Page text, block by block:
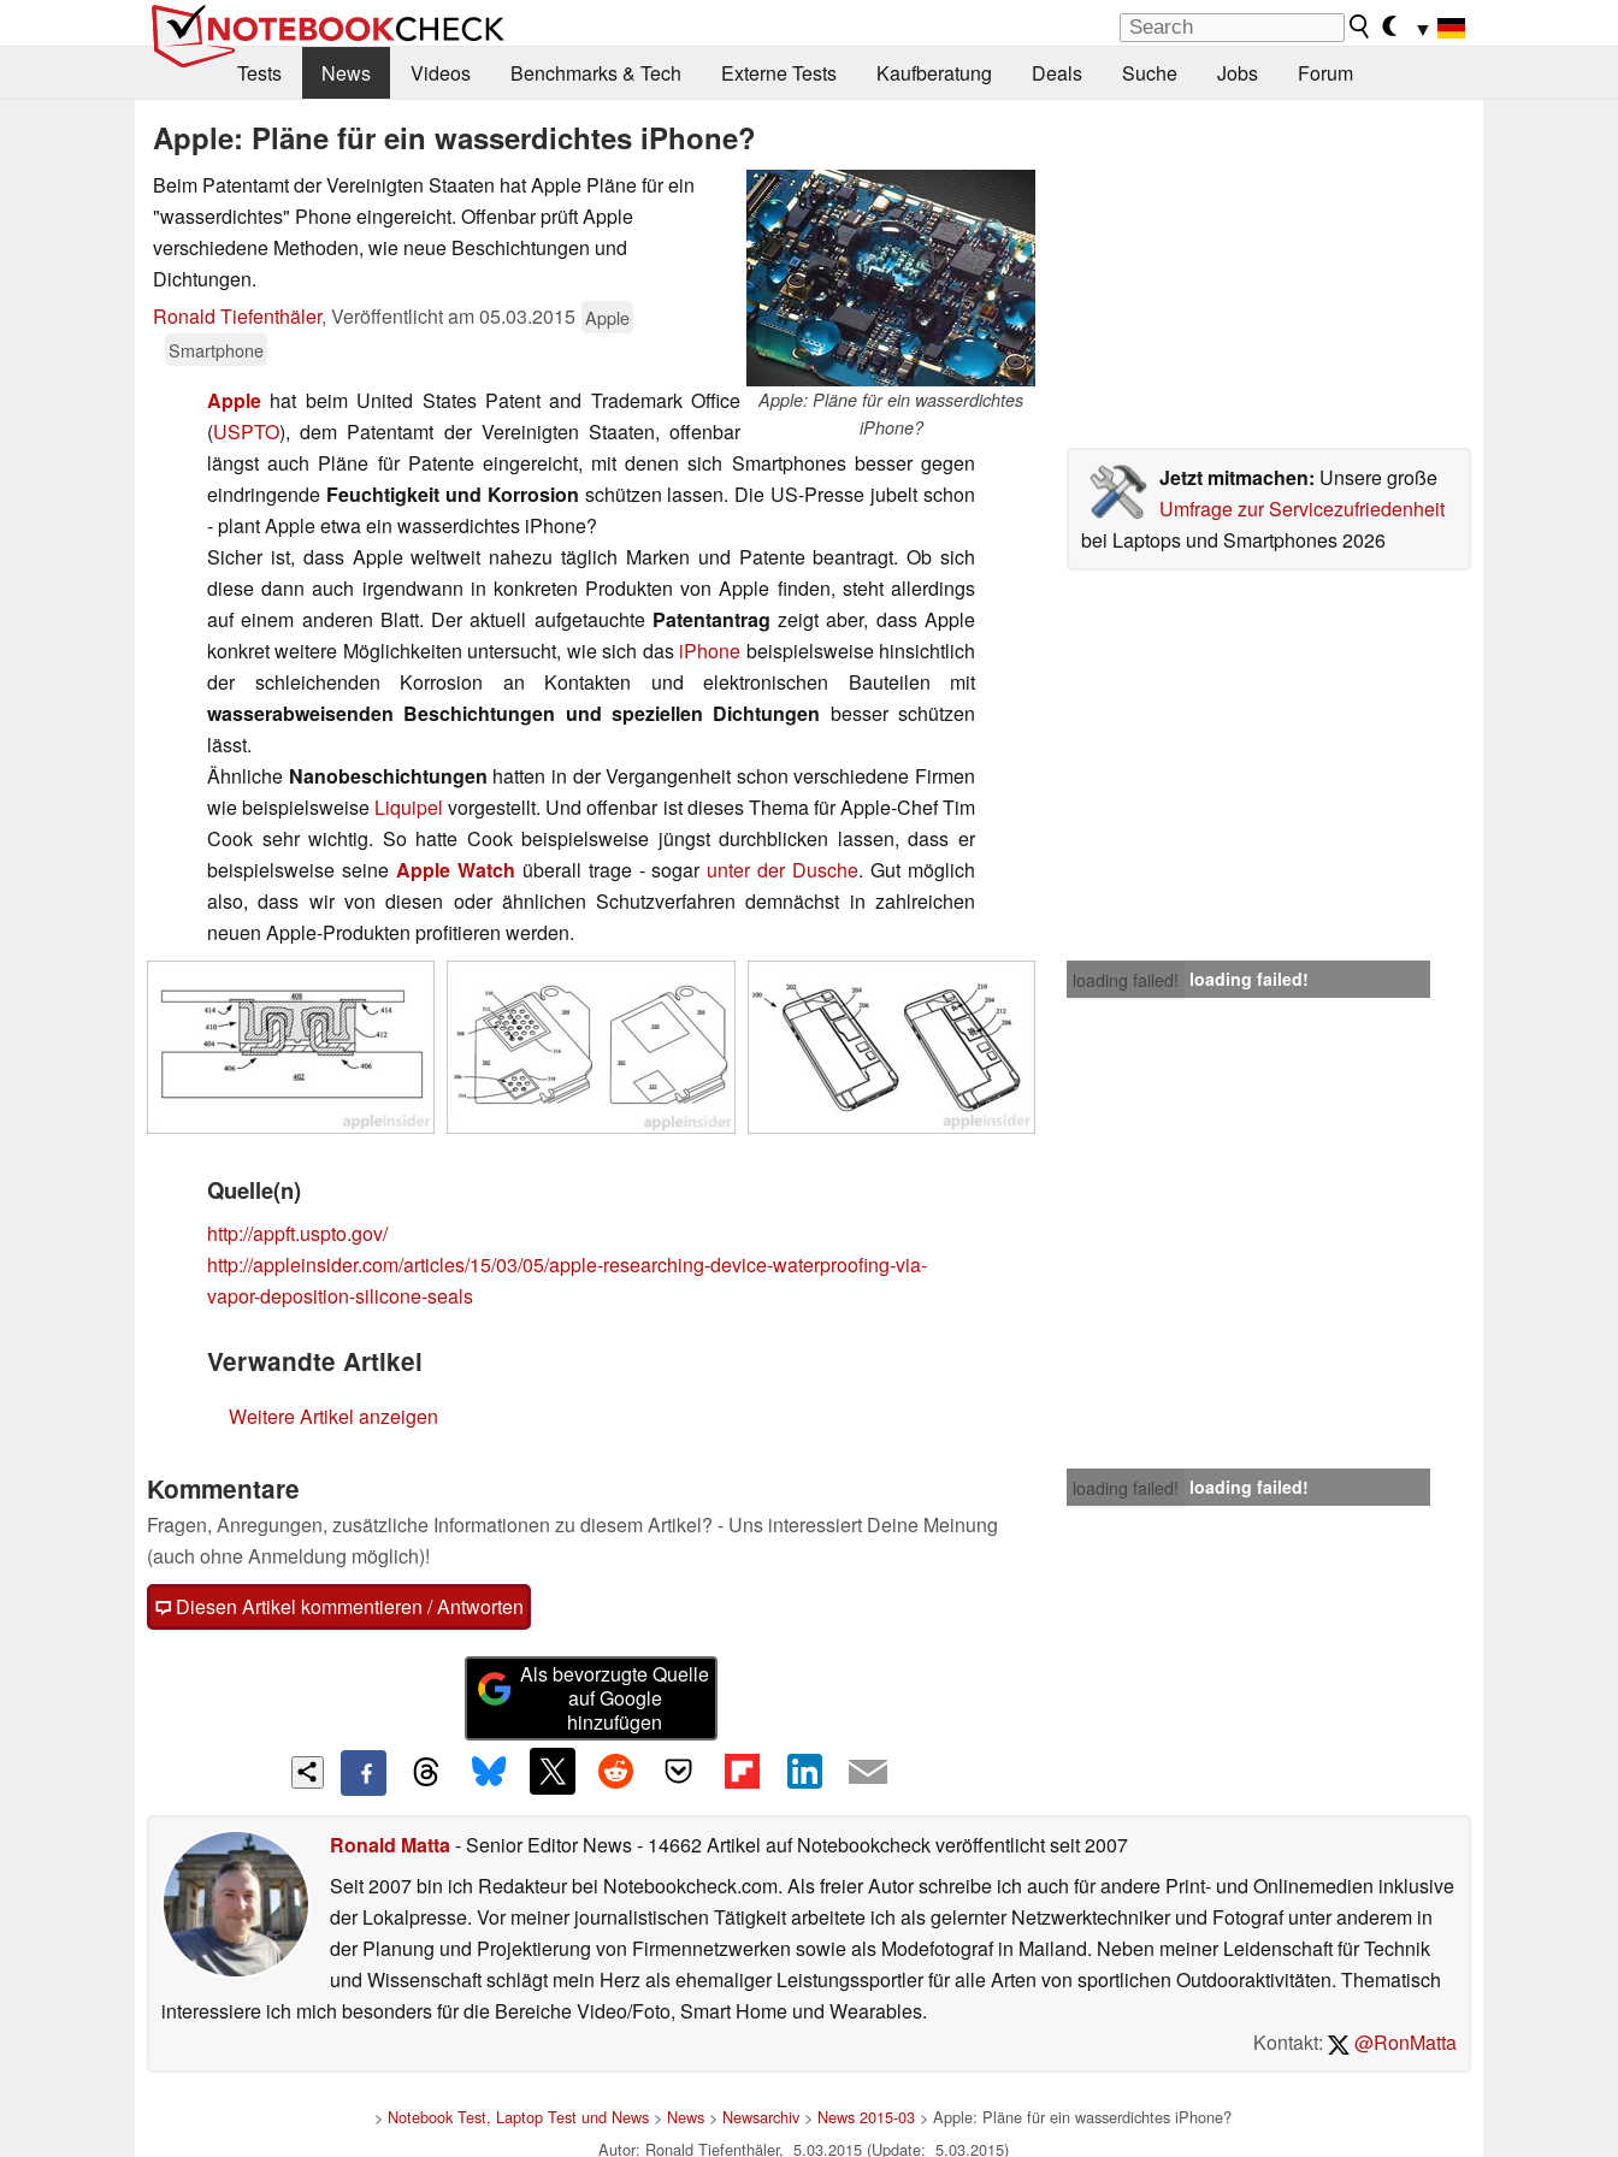
▼
Tests
News Videos Benchmarks & Tech Externe Tests Kaufberatung Deals Suche Jobs Forum
Apple: Pläne für ein wasserdichtes iPhone?
Apple: Pläne für ein wasserdichtes
iPhone?
Beim Patentamt der Vereinigten Staaten hat Apple Pläne für ein
"wasserdichtes" Phone eingereicht. Offenbar prüft Apple
verschiedene Methoden, wie neue Beschichtungen und
Dichtungen.
Ronald Tiefenthäler, Veröffentlicht am05.03.2015 Apple
Smartphone
Jetzt mitmachen: Unsere große
Umfrage zur Servicezufriedenheit
bei Laptops und Smartphones 2026
Apple hat beim United States Patent and Trademark Office
(USPTO), dem Patentamt der Vereinigten Staaten, offenbar
längst auch Pläne für Patente eingereicht, mit denen sich Smartphones besser gegen
eindringende Feuchtigkeit und Korrosion schützen lassen. Die US-Presse jubelt schon
- plant Apple etwa ein wasserdichtes iPhone?
Sicher ist, dass Apple weltweit nahezu täglich Marken und Patente beantragt. Ob sich
diese dann auch irgendwann in konkreten Produkten von Apple finden, steht allerdings
auf einem anderen Blatt. Der aktuell aufgetauchte Patentantrag zeigt aber, dass Apple
konkret weitere Möglichkeiten untersucht, wie sich das iPhone beispielsweise hinsichtlich
der schleichenden Korrosion an Kontakten und elektronischen Bauteilen mit
wasserabweisenden Beschichtungen und speziellen Dichtungen besser schützen
lässt.
Ähnliche Nanobeschichtungen hatten in der Vergangenheit schon verschiedene Firmen
wie beispielsweise Liquipel vorgestellt. Und offenbar ist dieses Thema für Apple-Chef Tim
Cook sehr wichtig. So hatte Cook beispielsweise jüngst durchblicken lassen, dass er
beispielsweise seine Apple Watch überall trage - sogar unter der Dusche. Gut möglich
also, dass wir von diesen oder ähnlichen Schutzverfahren demnächst in zahlreichen
neuen Apple-Produkten profitieren werden.
loading failed! loading failed!
Quelle(n)
http://appft.uspto.gov/
http://appleinsider.com/articles/15/03/05/apple-researching-device-waterproofing-via-
vapor-deposition-silicone-seals
Verwandte Artikel
Weitere Artikel anzeigen
loading failed! loading failed!
Kommentare
Fragen, Anregungen, zusätzliche Informationen zu diesem Artikel? - Uns interessiert Deine Meinung
(auch ohne Anmeldung möglich)!
Diesen Artikel kommentieren / Antworten
Als bevorzugte Quelle
auf Google
hinzufügen
Ronald Matta- Senior Editor News- 14662 Artikel auf Notebookcheck veröffentlichtseit 2007
Seit 2007 bin ich Redakteur bei Notebookcheck.com. Als freier Autor schreibe ich auch für andere Print- und Onlinemedien inklusive
der Lokalpresse. Vor meiner journalistischen Tätigkeit arbeitete ich als gelernter Netzwerktechniker und Fotograf unter anderem in
der Planung und Projektierung von Firmennetzwerken sowie als Modefotograf in Mailand. Neben meiner Leidenschaft für Technik
und Wissenschaft schlägt mein Herz als ehemaliger Leistungssportler für alle Arten von sportlichen Outdooraktivitäten. Thematisch
interessiere ich mich besonders für die Bereiche Video/Foto, Smart Home und Wearables.
Kontakt:
@RonMatta
> Notebook Test, Laptop Test und News > News > Newsarchiv > News 2015-03 > Apple: Pläne für ein wasserdichtes iPhone?
Autor: Ronald Tiefenthäler, 5.03.2015 (Update: 5.03.2015)